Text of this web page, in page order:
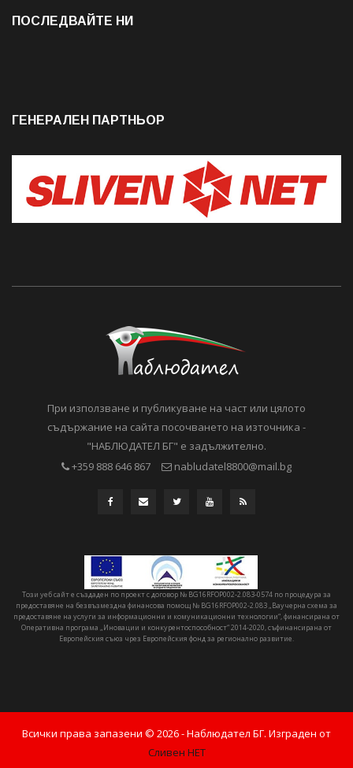
ПОСЛЕДВАЙТЕ НИ
ГЕНЕРАЛЕН ПАРТНЬОР
При използване и публикуване на част или цялото
съдържание на сайта посочването на източника -
"НАБЛЮДАТЕЛ БГ" е задължително.
+359 888 646 867
nabludatel8800@mail.bg
Този уеб сайт е създаден по проект с договор № BG16RFOP002-2.083-0574 по процедура за
предоставяне на безвъзмездна финансова помощ № BG16RFOP002-2.083 „Ваучерна схема за
предоставяне на услуги за информационни и комуникационни технологии“, финансирана от
Оперативна програма „Иновации и конкурентоспособност“ 2014-2020, съфинансирана от
Европейския съюз чрез Европейския фонд за регионално развитие.
Всички права запазени © 2026- Наблюдател БГ. Изграден от
Сливен НЕТ